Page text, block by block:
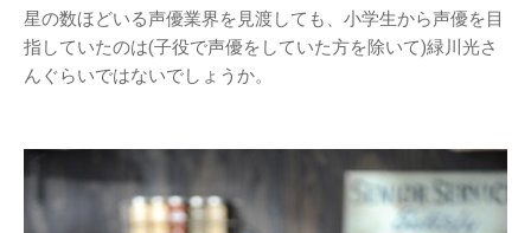
星の数ほどいる声優業界を見渡しても、小学生から声優を目
指していたのは(子役で声優をしていた方を除いて)緑川光さ
んぐらいではないでしょうか。